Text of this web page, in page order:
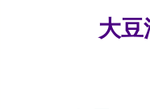
大